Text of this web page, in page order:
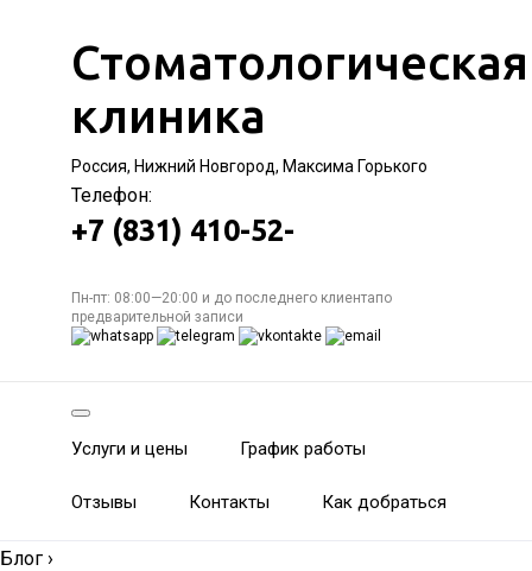
Стоматологическая
клиника
Россия, Нижний Новгород, Максима Горького
Телефон:
+7 (831) 410-52-
Пн-пт: 08:00—20:00 и до последнего клиентапо
предварительной записи
Услуги и цены График работы
Отзывы Контакты Как добраться
Блог ›